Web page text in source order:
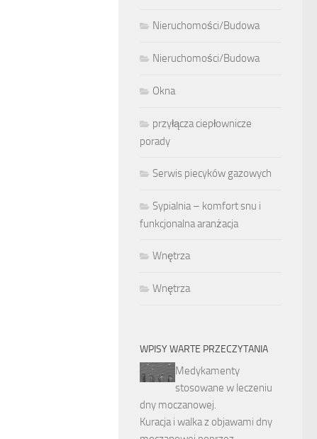
Nieruchomości/Budowa
Nieruchomości/Budowa
Okna
przyłącza ciepłownicze
porady
Serwis piecyków gazowych
Sypialnia – komfort snu i
funkcjonalna aranżacja
Wnętrza
Wnętrza
WPISY WARTE PRZECZYTANIA
Medykamenty
stosowane w leczeniu
dny moczanowej.
Kuracja i walka z objawami dny